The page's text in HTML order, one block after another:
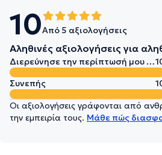
10Από 5 αξιολογήσεις
Αληθινές αξιολογήσεις για
Διερεύνησε την περίπτωσή μου σε βάθος
Συνεπής
Οι αξιολογήσεις γράφονται από
την εμπειρία τους. Μάθε πώς